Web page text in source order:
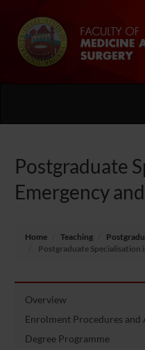
Postgraduate
Emergency
Home Teaching
Postgraduate Specialisation
Overview
Enrolment Procedures and
Degree Programme